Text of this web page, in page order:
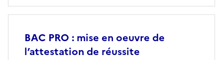
BAC PRO : mise en oeuvre de
l’attestation de réussite